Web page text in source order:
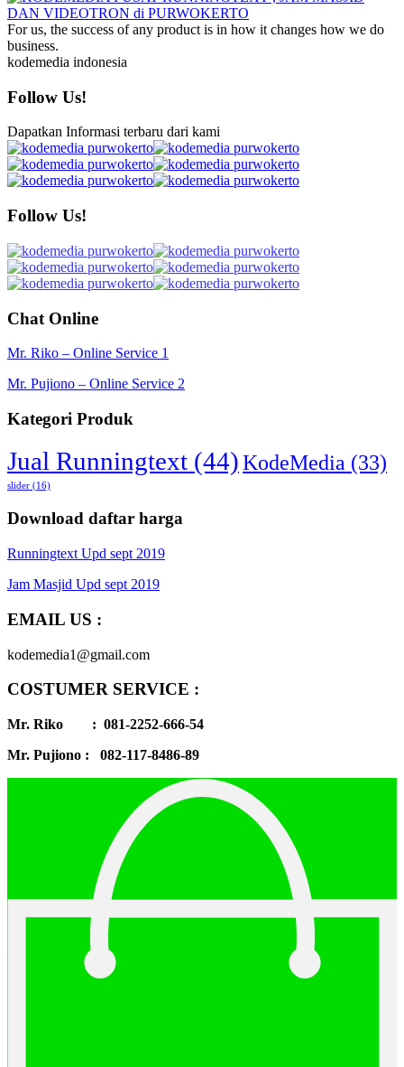
For us, the success of any product is in how it changes how we do
business.
kodemedia indonesia
Follow Us!
Dapatkan Informasi terbaru dari kami
Follow Us!
Chat Online
Mr. Riko – Online Service 1
Mr. Pujiono – Online Service 2
Kategori Produk
Jual Runningtext (44)KodeMedia (33)
slider (16)
Download daftar harga
Runningtext Upd sept 2019
Jam Masjid Upd sept 2019
EMAIL US :
kodemedia1@gmail.com
COSTUMER SERVICE :
Mr. Riko : 081-2252-666-54
Mr. Pujiono : 082-117-8486-89